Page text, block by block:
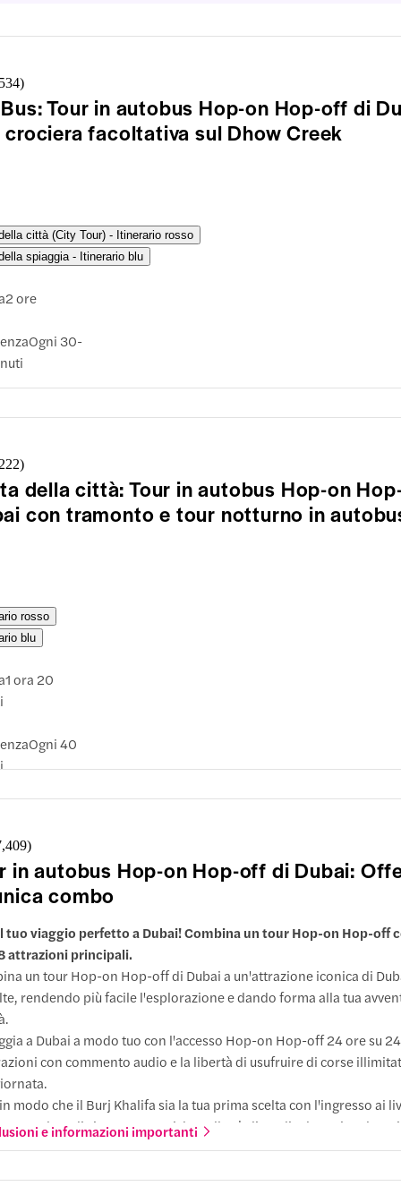
)
Tour in autobus Hop-on Hop-off di
facoltativa sul Dhow Creek
città (City Tour) - Itinerario rosso
spiaggia - Itinerario blu
2 ore
Ogni 30-
Wafi
commerciale Wafi
arrivare
Khalifa/Dubai Mall
arrivare
a piedi
a piedi
del Futuro
arrivare
del Futuro
a piedi
Garden Glow
a piedi
)
della città: Tour in autobus Hop-on
con tramonto e tour notturno in
rosso
blu
1 ora 20
Ogni 40
Zabeel
Mall) alle
Fermata
Zabeel
Mall) alle
)
in autobus Hop-on Hop-off di Dubai:
combo
tuo viaggio perfetto a Dubai! Combina un tour Hop-on Hop-off
attrazioni principali.
un tour Hop-on Hop-off di Dubai a un'attrazione iconica di
rendendo più facile l'esplorazione e dando forma alla tua
a Dubai a modo tuo con l'accesso Hop-on Hop-off 24 ore su
con commento audio e la libertà di usufruire di corse
modo che il Burj Khalifa sia la tua prima scelta con l'ingresso ai
per godere di viste panoramiche sullo skyline, display coinvolgenti
su Dubai dall'edificio più alto.
e informazioni importanti